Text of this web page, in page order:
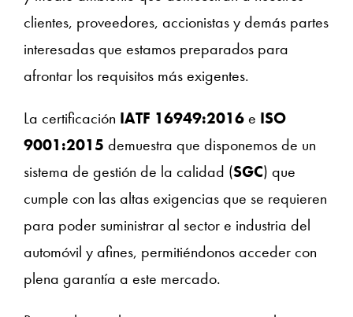
clientes, proveedores, accionistas y demás partes
interesadas que estamos preparados para
afrontar los requisitos más exigentes.
La certificación IATF 16949:2016e ISO
9001:2015 demuestra que disponemos de un
sistema de gestión de la calidad (SGC) que
cumple con las altas exigencias que se requieren
para poder suministrar al sector e industria del
automóvil y afines, permitiéndonos acceder con
plena garantía a este mercado.